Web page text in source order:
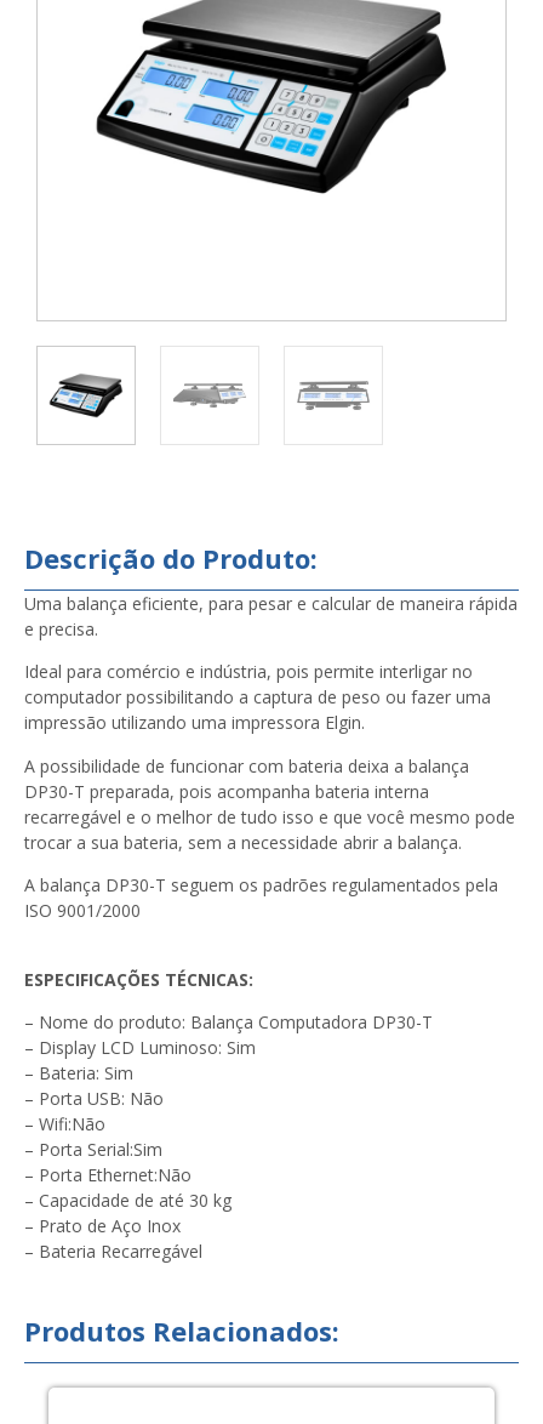
Descrição do Produto:
Uma balança eficiente, para pesar e calcular de maneira rápida
e precisa.
Ideal para comércio e indústria, pois permite interligar no
computador possibilitando a captura de peso ou fazer uma
impressão utilizando uma impressora Elgin.
A possibilidade de funcionar com bateria deixa a balança
DP30-T preparada, pois acompanha bateria interna
recarregável e o melhor de tudo isso e que você mesmo pode
trocar a sua bateria, sem a necessidade abrir a balança.
A balança DP30-T seguem os padrões regulamentados pela
ISO 9001/2000
ESPECIFICAÇÕES TÉCNICAS:
– Nome do produto: Balança Computadora DP30-T
– Display LCD Luminoso: Sim
– Bateria: Sim
– Porta USB: Não
– Wifi:Não
– Porta Serial:Sim
– Porta Ethernet:Não
– Capacidade de até 30 kg
– Prato de Aço Inox
– Bateria Recarregável
Produtos Relacionados: